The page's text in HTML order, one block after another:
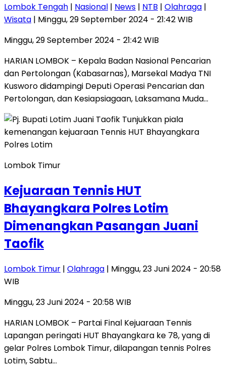
Lombok Tengah | Nasional | News | NTB | Olahraga |
Wisata | Minggu, 29 September 2024 - 21:42 WIB
Minggu, 29 September 2024 - 21:42 WIB
HARIAN LOMBOK – Kepala Badan Nasional Pencarian
dan Pertolongan (Kabasarnas), Marsekal Madya TNI
Kusworo didampingi Deputi Operasi Pencarian dan
Pertolongan, dan Kesiapsiagaan, Laksamana Muda…
Lombok Timur
Kejuaraan Tennis HUT
Bhayangkara Polres Lotim
Dimenangkan Pasangan Juani
Taofik
Lombok Timur | Olahraga | Minggu, 23 Juni 2024 - 20:58
WIB
Minggu, 23 Juni 2024 - 20:58 WIB
HARIAN LOMBOK – Partai Final Kejuaraan Tennis
Lapangan peringati HUT Bhayangkara ke 78, yang di
gelar Polres Lombok Timur, dilapangan tennis Polres
Lotim, Sabtu…